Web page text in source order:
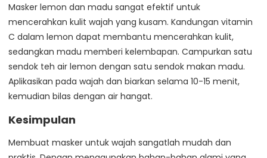
Masker lemon dan madu sangat efektif untuk
mencerahkan kulit wajah yang kusam. Kandungan vitamin
C dalam lemon dapat membantu mencerahkan kulit,
sedangkan madu memberi kelembapan. Campurkan satu
sendok teh air lemon dengan satu sendok makan madu.
Aplikasikan pada wajah dan biarkan selama 10-15 menit,
kemudian bilas dengan air hangat.
Kesimpulan
Membuat masker untuk wajah sangatlah mudah dan